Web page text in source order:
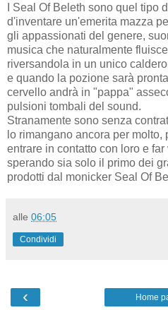
I Seal Of Beleth sono quel tipo
d'inventare un'emerita mazza
gli appassionati del genere,
musica che naturalmente
riversandola in un unico
e quando la pozione sarà
cervello andrà in "pappa"
pulsioni tombali del sound.
Stranamente sono senza
lo rimangano ancora per
entrare in contatto con loro e
sperando sia solo il primo dei
prodotti dal monicker Seal Of
alle 06:05
Condividi
‹ Home